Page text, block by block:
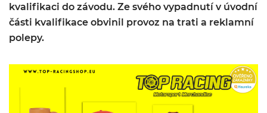
kvalifikaci do závodu. Ze svého vypadnutí v úvodní
části kvalifikace obvinil provoz na trati a reklamní
polepy.